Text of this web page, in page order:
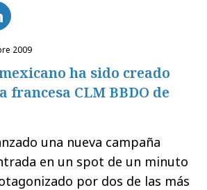
2009
ha sido creado
francesa CLM BBDO de
una nueva campaña
en un spot de un minuto
por dos de las más